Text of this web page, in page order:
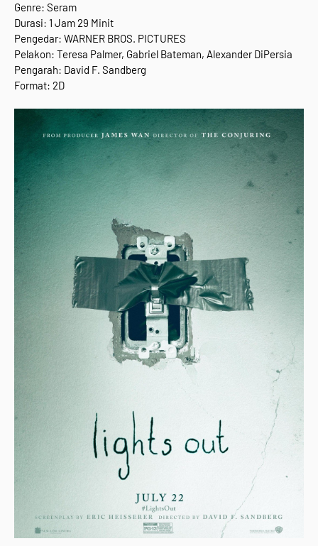
Genre: Seram
Durasi: 1 Jam 29 Minit
Pengedar: WARNER BROS. PICTURES
Pelakon: Teresa Palmer, Gabriel Bateman, Alexander DiPersia
Pengarah: David F. Sandberg
Format: 2D